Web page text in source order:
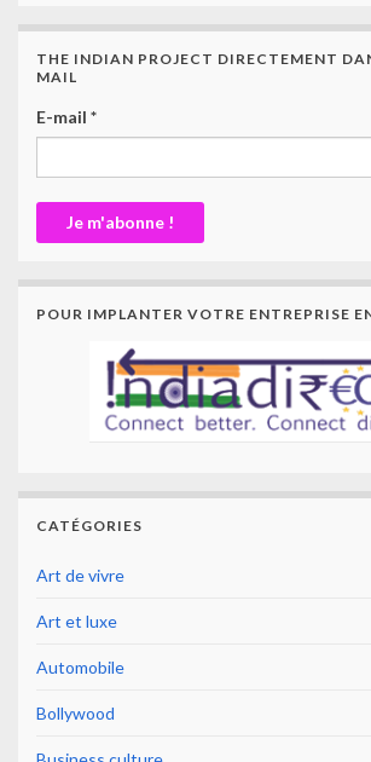
THE INDIAN PROJECT DIRECTEMENT
MAIL
E-mail *
POUR IMPLANTER VOTRE ENTREPRISE
CATÉGORIES
Art de vivre
Art et luxe
Automobile
Bollywood